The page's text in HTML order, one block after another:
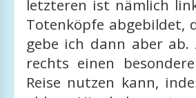
letzteren ist nämlich
Totenköpfe abgebildet,
gebe ich dann aber
rechts einen
Reise nutzen kann,